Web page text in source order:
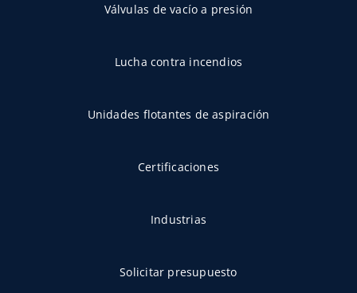
Válvulas de vacío a presión
Lucha contra incendios
Unidades flotantes de aspiración
Certificaciones
Industrias
Solicitar presupuesto